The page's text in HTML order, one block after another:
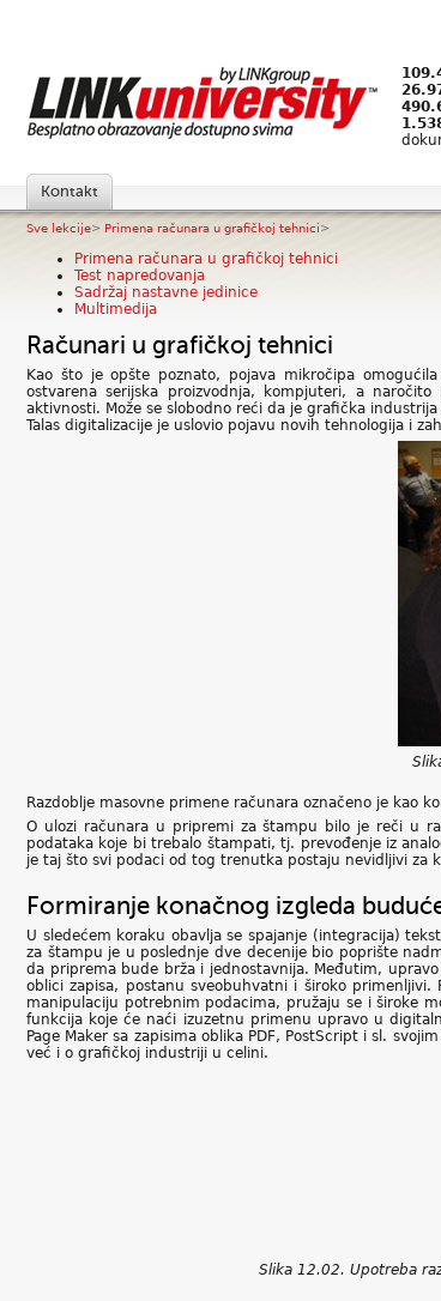
Kontakt
Sve lekcije> Primena računara u grafičkoj tehnici>
Primena računara u grafičkoj tehnici
Test napredovanja
Sadržaj nastavne jedinice
Multimedija
Računari u grafičkoj tehnici
Kao što je opšte poznato, pojava mikročipa
ostvarena serijska proizvodnja, kompjuteri, a
aktivnosti. Može se slobodno reći da je grafička
Talas digitalizacije je uslovio pojavu novih tehnologija i
Razdoblje masovne primene računara označeno je kao
O ulozi računara u pripremi za štampu bilo je reči u
podataka koje bi trebalo štampati, tj. prevođenje iz
je taj što svi podaci od tog trenutka postaju nevidljivi za
Formiranje konačnog izgleda
U sledećem koraku obavlja se spajanje (integracija)
za štampu je u poslednje dve decenije bio poprište
da priprema bude brža i jednostavnija. Međutim,
oblici zapisa, postanu sveobuhvatni i široko
manipulaciju potrebnim podacima, pružaju se i široke
funkcija koje će naći izuzetnu primenu upravo u
Page Maker sa zapisima oblika PDF, PostScript i sl.
već i o grafičkoj industriji u celini.
Slika 12.02. Upotreba